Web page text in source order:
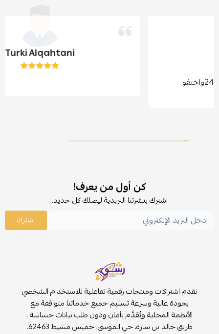
Turki Alqahtani
كن أول من يعرف!
اشترك بنشرتنا البريدية ليصلك كل جديد.
اشترك
نقدم اشتراكات ومنتجات رقمية تفاعلية للاستخدام الشخصي
بجودة عالية وسرعة تسليم جميع خدماتنا متوافقة مع
الأنظمة المحلية وتُقدَّم بأمان ودون طلب بيانات حساسة .
طريق خالد بن سارة، حي الموسى، خميس مشيط 62463.